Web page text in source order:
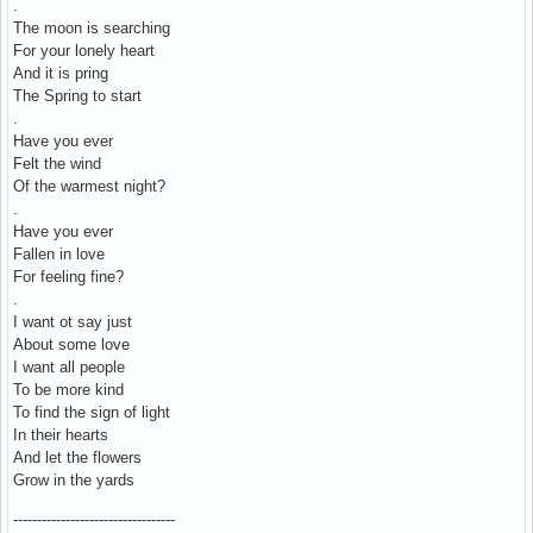
The moon is searching
For your lonely heart
And it is pring
The Spring to start
Have you ever
Felt the wind
Of the warmest night?
Have you ever
Fallen in love
For feeling fine?
I want ot say just
About some love
I want all people
To be more kind
To find the sign of light
In their hearts
And let the flowers
Grow in the yards
----------------------------------